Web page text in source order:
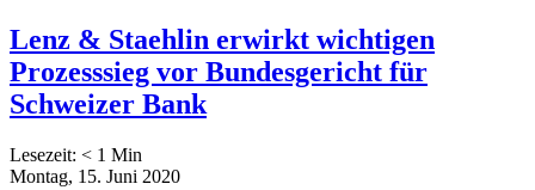
Lenz & Staehlin erwirkt wichtigen
Prozesssieg vor Bundesgericht für
Schweizer Bank
Lesezeit: < 1 Min
Montag, 15. Juni 2020